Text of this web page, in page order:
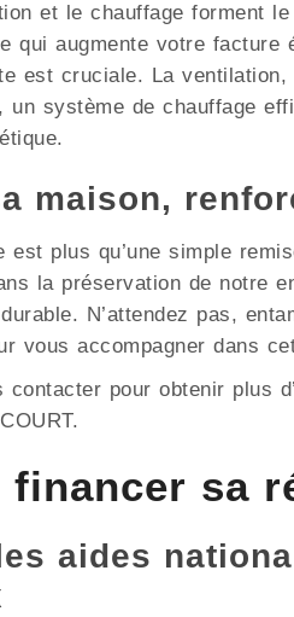
et le chauffage forment
qui augmente votre
est cruciale. La
un système de chauffage
maison,
est plus qu’une simple
la préservation de notre
N’attendez pas,
vous accompagner dans
contacter pour obtenir plus
sa
aides